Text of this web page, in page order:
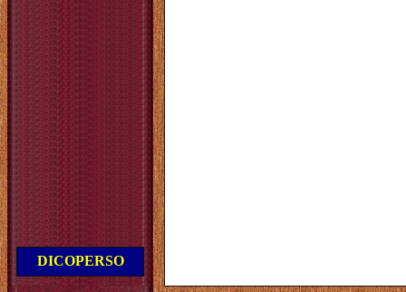
DICOPERSO